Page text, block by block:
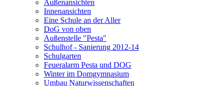
Außenansichten
Innenansichten
Eine Schule an der Aller
DoG von oben
Außenstelle "Pesta"
Schulhof - Sanierung 2012-14
Schulgarten
Feueralarm Pesta und DOG
Winter im Domgymnasium
Umbau Naturwissenschaften